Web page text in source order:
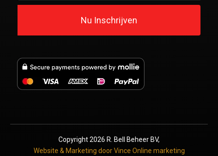
Nu Inschrijven
Copyright2026 R. Bell Beheer BV,
Website & Marketing door Vince Online marketing